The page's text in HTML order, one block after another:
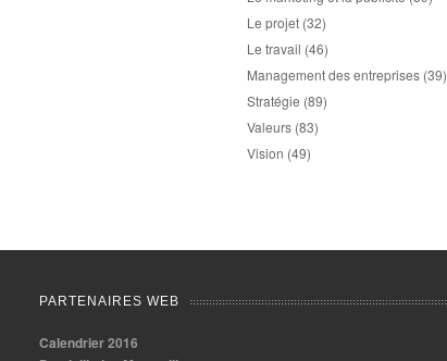
Le projet (32)
Le travail (46)
Management des entreprises (39)
Stratégie (89)
Valeurs (83)
Vision (49)
PARTENAIRES WEB
Calendrier 2016